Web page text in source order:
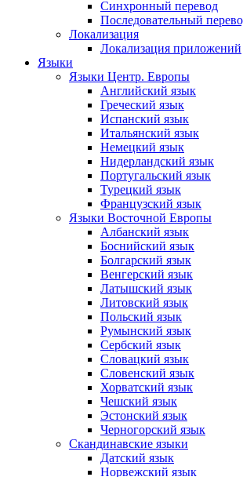
Синхронный перевод
Последовательный
Локализация
Локализация приложений
Языки
Языки Центр. Европы
Английский язык
Греческий язык
Испанский язык
Итальянский язык
Немецкий язык
Нидерландский язык
Португальский язык
Турецкий язык
Французский язык
Языки Восточной Европы
Албанский язык
Боснийский язык
Болгарский язык
Венгерский язык
Латышский язык
Литовский язык
Польский язык
Румынский язык
Сербский язык
Словацкий язык
Словенский язык
Хорватский язык
Чешский язык
Эстонский язык
Черногорский язык
Скандинавские языки
Датский язык
Норвежский язык